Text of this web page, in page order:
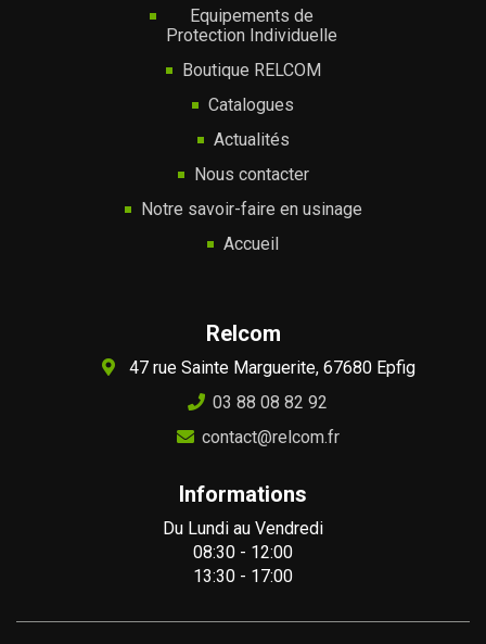
Equipements de
Protection Individuelle
Boutique RELCOM
Catalogues
Actualités
Nous contacter
Notre savoir-faire en usinage
Accueil
Relcom
47 rue Sainte Marguerite, 67680 Epfig
03 88 08 82 92
contact@relcom.fr
Informations
Du Lundi au Vendredi
08:30 - 12:00
13:30 - 17:00